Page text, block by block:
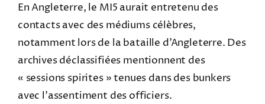
En Angleterre, le MI5 aurait entretenu des
contacts avec des médiums célèbres,
notamment lors de la bataille d’Angleterre. Des
archives déclassifiées mentionnent des
« sessions spirites » tenues dans des bunkers
avec l’assentiment des officiers.